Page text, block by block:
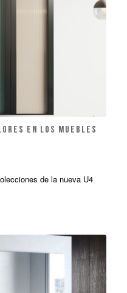
EN LOS MUEBLES
de la nueva U4